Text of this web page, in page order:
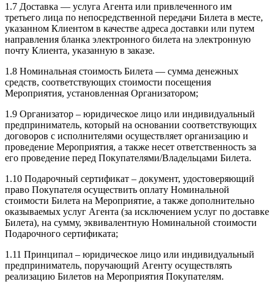
1.7 Доставка — услуга Агента или привлеченного им
третьего лица по непосредственной передачи Билета в месте,
указанном Клиентом в качестве адреса доставки или путем
направления бланка электронного билета на электронную
почту Клиента, указанную в заказе.
1.8 Номинальная стоимость Билета — сумма денежных
средств, соответствующих стоимости посещения
Мероприятия, установленная Организатором;
1.9 Организатор – юридическое лицо или индивидуальный
предприниматель, который на основании соответствующих
договоров с исполнителями осуществляет организацию и
проведение Мероприятия, а также несет ответственность за
его проведение перед Покупателями/Владельцами Билета.
1.10 Подарочный сертификат – документ, удостоверяющий
право Покупателя осуществить оплату Номинальной
стоимости Билета на Мероприятие, а также дополнительно
оказываемых услуг Агента (за исключением услуг по доставке
Билета), на сумму, эквивалентную Номинальной стоимости
Подарочного сертификата;
1.11 Принципал – юридическое лицо или индивидуальный
предприниматель, поручающий Агенту осуществлять
реализацию Билетов на Мероприятия Покупателям.